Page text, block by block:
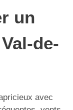
un
de-
avec